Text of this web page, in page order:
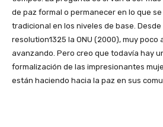
de paz formal o permanecer en lo que
tradicional en los niveles de base.
resolution1325 la ONU (2000), muy poco
avanzando. Pero creo que todavía hay
formalización de las impresionantes
están haciendo hacia la paz en sus